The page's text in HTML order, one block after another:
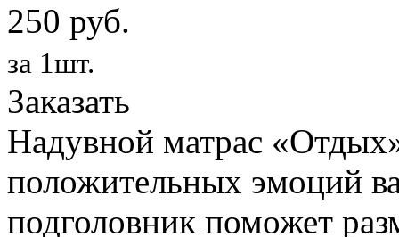
250 руб.
за 1шт.
Заказать
Надувной матрас
положительных эмоций
подголовник поможет